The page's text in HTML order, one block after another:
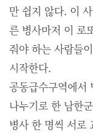
만 쉽지 않다. 이
른 병사마저 이 로
줘야 하는 사람들
시작한다.
공동급수구역에서
나누기로 한 남한
병사 한 명씩 서로